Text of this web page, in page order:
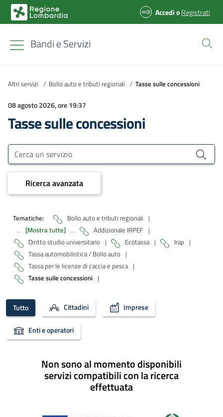
AccedioRegistrati
Bandi e Servizi
Altri servizi / Bollo auto e tributi regionali / Tasse sulle concessioni
08 agosto 2026, ore 19:37
Tasse sulle concessioni
Bandi e Servizi
Cerca un servizio
Ricerca avanzata
Tematiche: Bollo auto e tributi regionali |
... [Mostra tutte] ... Addizionale IRPEF |
Diritto studio universitario | Ecotassa | Irap |
Tassa automobilistica / Bollo auto |
Tassa per le licenze di caccia e pesca |
Tasse sulle concessioni |
Tutto Cittadini Imprese
Enti e operatori
Non sono al momento disponibili
servizi compatibili con la ricerca
effettuata